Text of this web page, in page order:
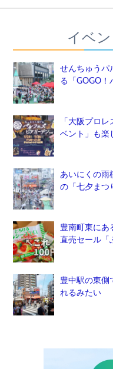
イベ
せんちゅうパ
る「GOGO
「大阪プロ
ベント」も楽
あいにくの雨
の「七夕まつ
豊南町東にあ
直売セール「
豊中駅の東側
れるみたい